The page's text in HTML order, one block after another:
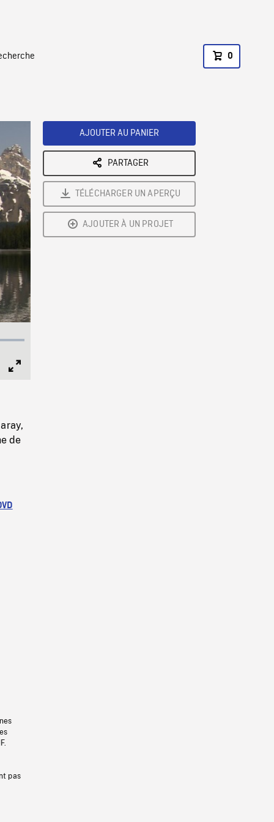
0
de
pas
AJOUTER AU PANIER
PARTAGER
TÉLÉCHARGER UN APERÇU
AJOUTER À UN PROJET